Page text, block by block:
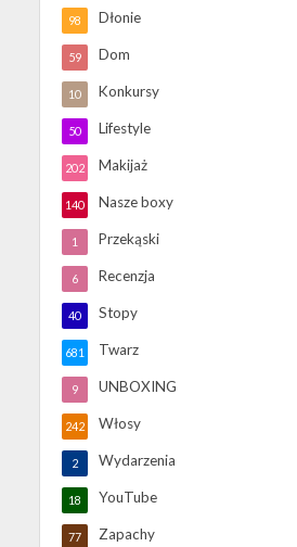
Dłonie
98
Dom
59
Konkursy
10
Lifestyle
50
Makijaż
202
Nasze boxy
140
Przekąski
1
Recenzja
6
Stopy
40
Twarz
681
UNBOXING
9
Włosy
242
Wydarzenia
2
YouTube
18
Zapachy
77